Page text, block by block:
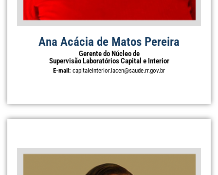
Ana Acácia de Matos Pereira
Gerente do Núcleo de
Supervisão Laboratórios Capital e Interior
E-mail: capitaleinterior.lacen@saude.rr.gov.br